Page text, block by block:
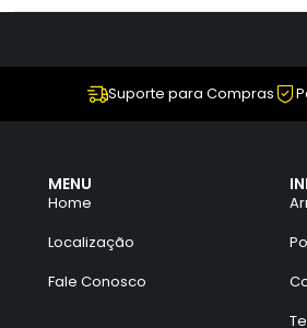
Suporte para Compras
MENU
Home
Localização
Fale Conosco